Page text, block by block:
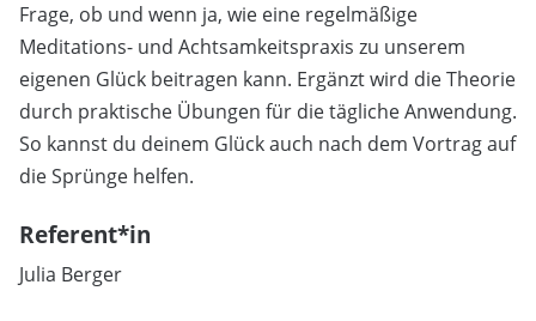
Frage, ob und wenn ja, wie eine regelmäßige
Meditations- und Achtsamkeitspraxis zu unserem
eigenen Glück beitragen kann. Ergänzt wird die Theorie
durch praktische Übungen für die tägliche Anwendung.
So kannst du deinem Glück auch nach dem Vortrag auf
die Sprünge helfen.
Referent*in
Julia Berger